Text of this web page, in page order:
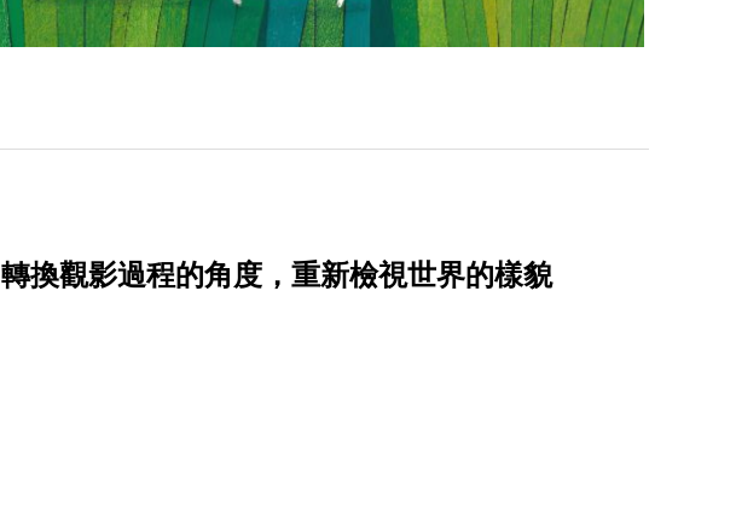
換觀影過程的角度，重新檢視世界的樣貌